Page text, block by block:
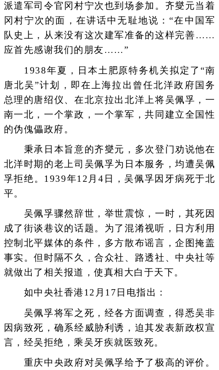
派遣军司令官冈村宁次也到场参加。齐燮元当着
冈村宁次的面，在讲话中无耻地说：“在中国军
队史上，从来没有这次建军准备的这样完善……
应首先感谢我们的朋友……”
1938年夏，日本土肥原特务机关拟定了“南
唐北吴”计划，即在上海拉出曾任北洋政府国务
总理的唐绍仪、在北京拉出北洋上将吴佩孚，一
南一北，一个掌政，一个掌军，共同建立全国性
的伪傀儡政府。
秉承日本旨意的齐燮元，多次登门劝说他在
北洋时期的老上司吴佩孚为日本服务，均遭吴佩
孚拒绝。1939年12月4日，吴佩孚因牙病死于北
平。
吴佩孚骤然辞世，举世震惊，一时，其死因
成了街谈巷议的话题。为了混淆视听，日方利用
控制北平媒体的条件，多方散布谣言，企图掩盖
事实。但时隔不久，合众社、路透社、中央社等
就做出了相关报道，使真相大白于天下。
如中央社香港12月17日电指出：
吴佩孚将军之死，经各方面调查，得悉吴非
因病致死，确系经威胁利诱，迫其发表新政权宣
言，经吴拒绝，乘吴牙疾就医致死。
重庆中央政府对吴佩孚给予了极高的评价。